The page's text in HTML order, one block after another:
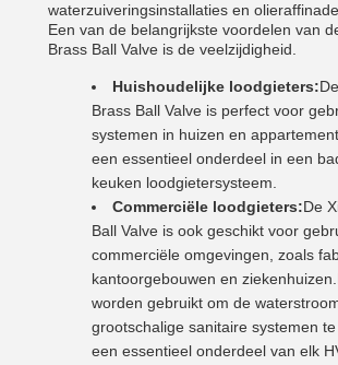
waterzuiveringsinstallaties en
Een van de belangrijkste voordelen van
Brass Ball Valve is de veelzijdigheid.
Huishoudelijke loodgieters:
Brass Ball Valve is perfect voor
systemen in huizen en
een essentieel onderdeel in een
keuken loodgietersysteem.
Commerciële loodgieters:De
Ball Valve is ook geschikt voor
commerciële omgevingen, zoals
kantoorgebouwen en
worden gebruikt om de
grootschalige sanitaire systemen
een essentieel onderdeel van elk